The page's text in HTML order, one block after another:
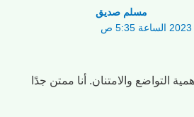
مسلم صدیق
التواضع والامتنان. أنا ممتن جدًا